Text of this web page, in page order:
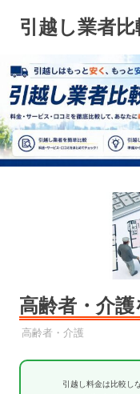
ン
ツ
へ
ス
キ
ッ
引越し業者
高齢者・介
引越し業者
高齢者・介護
引越し料金は比較し